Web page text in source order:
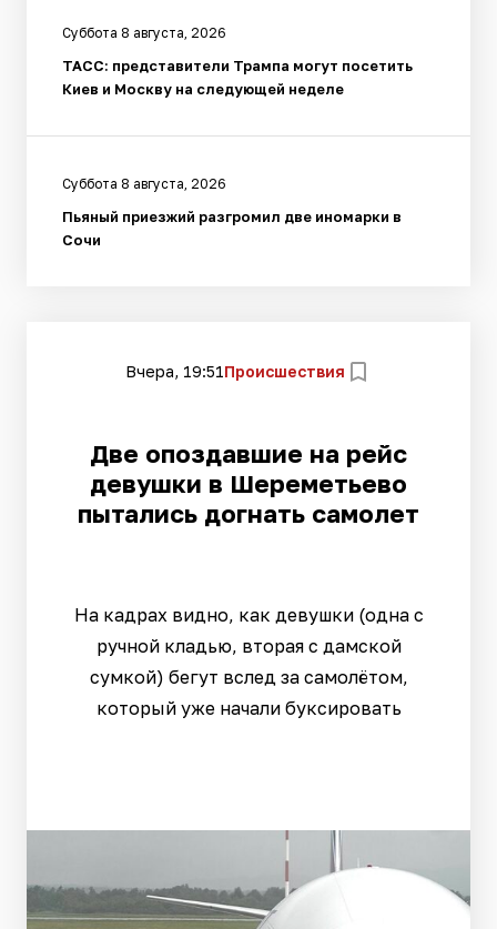
Суббота 8 августа, 2026
ТАСС: представители Трампа могут посетить
Киев и Москву на следующей неделе
Суббота 8 августа, 2026
Пьяный приезжий разгромил две иномарки в
Сочи
Вчера, 19:51Происшествия
Две опоздавшие на рейс
девушки в Шереметьево
пытались догнать самолет
На кадрах видно, как девушки (одна с
ручной кладью, вторая с дамской
сумкой) бегут вслед за самолётом,
который уже начали буксировать